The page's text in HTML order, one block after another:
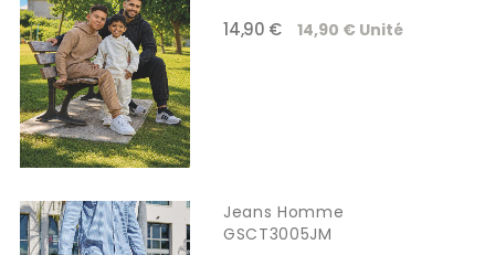
14,90 € 14,90 € Unité
Jeans Homme
GSCT3005JM